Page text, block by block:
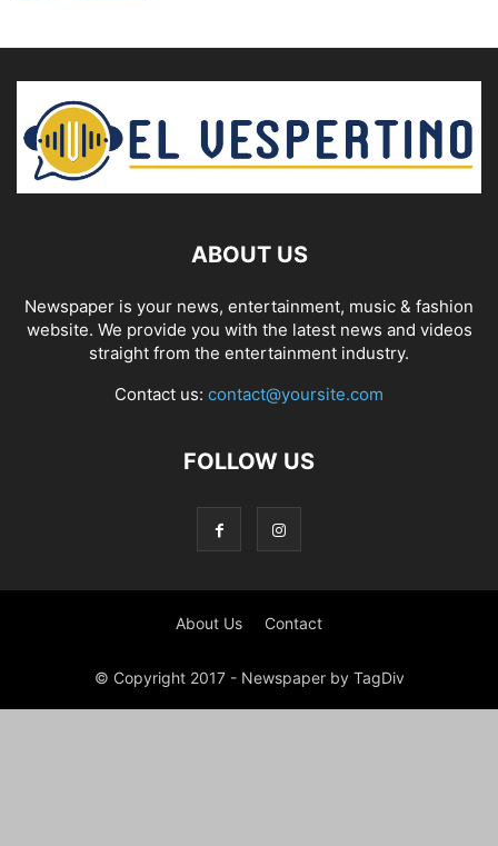
ABOUT US
Newspaper is your news, entertainment, music & fashion
website. We provide you with the latest news and videos
straight from the entertainment industry.
Contact us: contact@yoursite.com
FOLLOW US
About Us Contact
© Copyright 2017 - Newspaper by TagDiv